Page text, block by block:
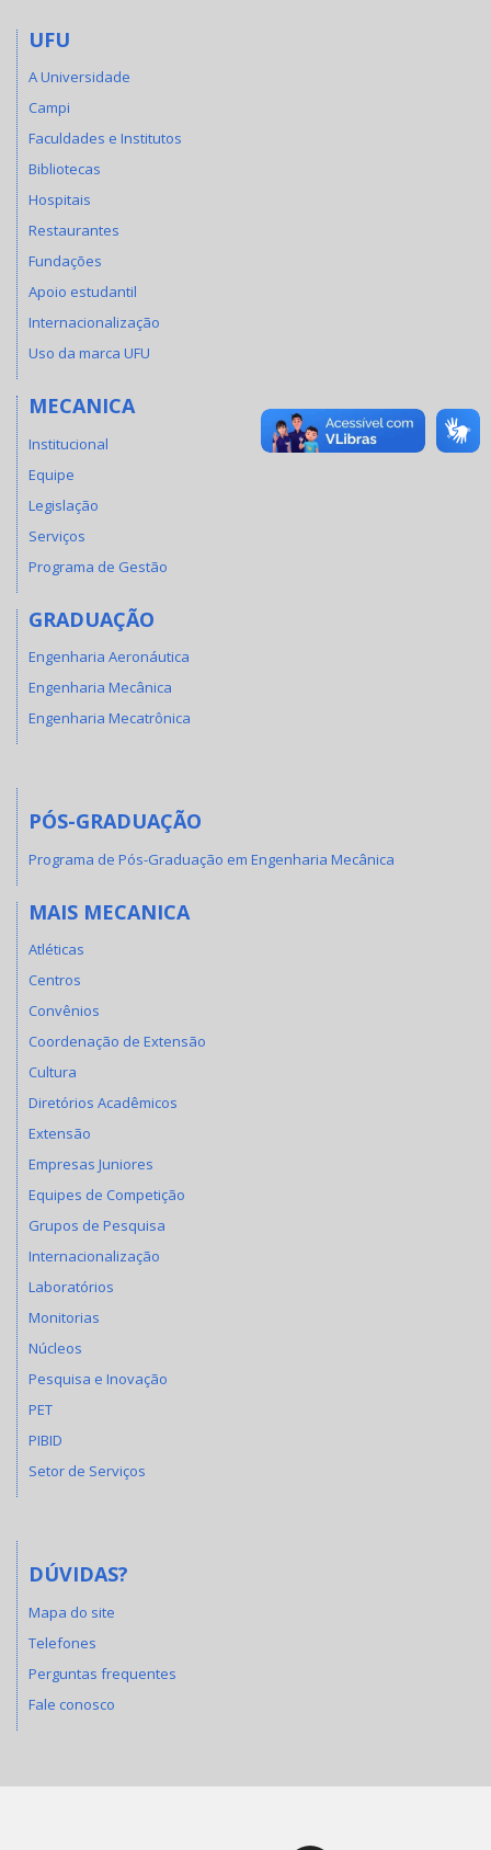
UFU
A Universidade
Campi
Faculdades e Institutos
Bibliotecas
Hospitais
Restaurantes
Fundações
Apoio estudantil
Internacionalização
Uso da marca UFU
MECANICA
Institucional
Equipe
Legislação
Serviços
Programa de Gestão
GRADUAÇÃO
Engenharia Aeronáutica
Engenharia Mecânica
Engenharia Mecatrônica
PÓS-GRADUAÇÃO
Programa de Pós-Graduação em Engenharia Mecânica
MAIS MECANICA
Atléticas
Centros
Convênios
Coordenação de Extensão
Cultura
Diretórios Acadêmicos
Extensão
Empresas Juniores
Equipes de Competição
Grupos de Pesquisa
Internacionalização
Laboratórios
Monitorias
Núcleos
Pesquisa e Inovação
PET
PIBID
Setor de Serviços
DÚVIDAS?
Mapa do site
Telefones
Perguntas frequentes
Fale conosco